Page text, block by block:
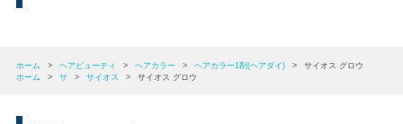
ホーム > ヘアビューティ > ヘアカラー > ヘアカラー1剤(ヘアダイ) >
サイオス グロウ
ホーム
> サ > サイオス > サイオス グロウ